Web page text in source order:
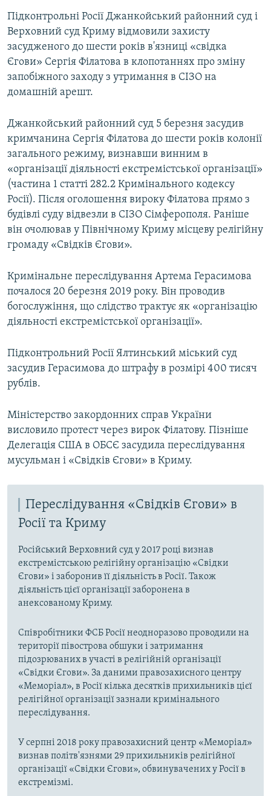
Підконтрольні Росії Джанкойський районний суд і
Верховний суд Криму відмовили захисту
засудженого до шести років в'язниці «свідка
Єгови» Сергія Філатова в клопотаннях про зміну
запобіжного заходу з утримання в СІЗО на
домашній арешт.
Джанкойський районний суд 5 березня засудив
кримчанина Сергія Філатова до шести років колонії
загального режиму, визнавши винним в
«організації діяльності екстремістської організації»
(частина 1 статті 282.2 Кримінального кодексу
Росії). Після оголошення вироку Філатова прямо з
будівлі суду відвезли в СІЗО Сімферополя. Раніше
він очолював у Північному Криму місцеву релігійну
громаду «Свідків Єгови».
Кримінальне переслідування Артема Герасимова
почалося 20 березня 2019 року. Він проводив
богослужіння, що слідство трактує як «організацію
діяльності екстремістської організації».
Підконтрольний Росії Ялтинський міський суд
засудив Герасимова до штрафу в розмірі 400 тисяч
рублів.
Міністерство закордонних справ України
висловило протест через вирок Філатову. Пізніше
Делегація США в ОБСЄ засудила переслідування
мусульман і «Свідків Єгови» в Криму.
Переслідування «Свідків Єгови» в
Росії та Криму
Російський Верховний суд у 2017 році визнав
екстремістською релігійну організацію «Свідки
Єгови» і заборонив її діяльність в Росії. Також
діяльність цієї організації заборонена в
анексованому Криму.
Співробітники ФСБ Росії неодноразово проводили на
території півострова обшуки і затримання
підозрюваних в участі в релігійній організації
«Свідки Єгови». За даними правозахисного центру
«Меморіал», в Росії кілька десятків прихильників цієї
релігійної організації зазнали кримінального
переслідування.
У серпні 2018 року правозахисний центр «Меморіал»
визнав політв'язнями 29 прихильників релігійної
організації «Свідки Єгови», обвинувачених у Росії в
екстремізмі.